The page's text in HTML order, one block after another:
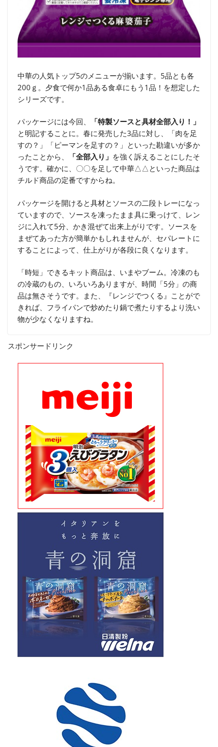
中華の人気トップ5のメニューが揃います。5品とも各
200ｇ。夕食で何か1品ある食卓にもう1品！を想定した
シリーズです。
パッケージには今回、
「特製ソースと具材全部入り！」
と明記することに。春に発売した3品に対し、「肉を足
すの？」「ピーマンを足すの？」といった勘違いが多か
ったことから、
「全部入り」 を強く訴えることにしたそ
うです。確かに、〇〇を足して中華△△といった商品は
チルド商品の定番ですからね。
パッケージを開けると具材とソースの二段トレーになっ
ていますので、ソースを凍ったまま具に乗っけて、レン
ジに入れて5分、かき混ぜて出来上がりです。ソースを
まぜてあった方が簡単かもしれませんが、セパレートに
することによって、仕上がりが各段に良くなります。
「時短」できるキット商品は、いまやブーム。冷凍のも
の冷蔵のもの、いろいろありますが、時間「5分」の商
品は無さそうです。また、『レンジでつくる』ことがで
きれば、フライパンで炒めたり鍋で煮たりするより洗い
物が少なくなりますね。
スポンサードリンク